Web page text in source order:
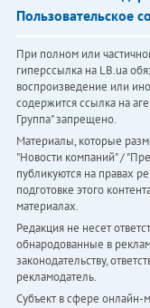
Пользовательское
При полном или
гиперссылка на LB.ua
воспроизведение или
содержится ссылка на
Группа" запрещено.
Материалы, которые
"Новости компаний" /
публикуются на правах
подготовке этого
материалах.
Редакция не несет
обнародованные в
законодательству,
рекламодатель.
Субъект в сфере